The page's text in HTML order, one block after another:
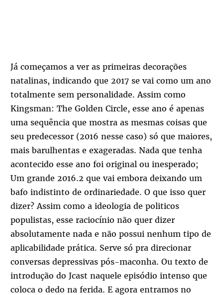
Já começamos a ver as primeiras decorações
natalinas, indicando que 2017 se vai como um ano
totalmente sem personalidade. Assim como
Kingsman: The Golden Circle, esse ano é apenas
uma sequência que mostra as mesmas coisas que
seu predecessor (2016 nesse caso) só que maiores,
mais barulhentas e exageradas. Nada que tenha
acontecido esse ano foi original ou inesperado;
Um grande 2016.2 que vai embora deixando um
bafo indistinto de ordinariedade. O que isso quer
dizer? Assim como a ideologia de politicos
populistas, esse raciocínio não quer dizer
absolutamente nada e não possui nenhum tipo de
aplicabilidade prática. Serve só pra direcionar
conversas depressivas pós-maconha. Ou texto de
introdução do Jcast naquele episódio intenso que
coloca o dedo na ferida. E agora entramos no